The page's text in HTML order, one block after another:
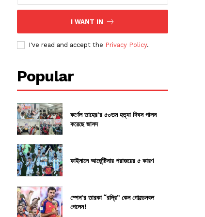
I WANT IN
I've read and accept the Privacy Policy.
Popular
কর্ণেল তাহের’র ৫০তম হত্যা দিবস পালন
করেছে জাসদ
ফাইনালে আর্জেন্টিনার পরাজয়ের ৫ কারণ
স্পেন’র তারকা “রদ্রি” কেন গোল্ডেনবল
পেলেন!